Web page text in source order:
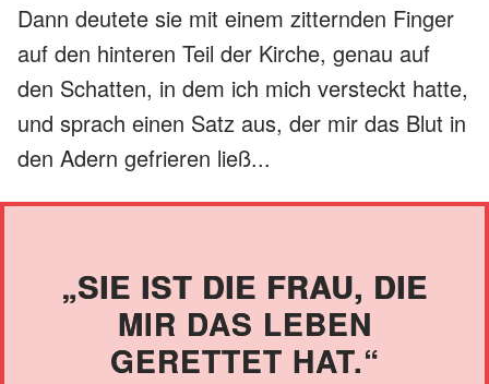
Dann deutete sie mit einem zitternden Finger
auf den hinteren Teil der Kirche, genau auf
den Schatten, in dem ich mich versteckt hatte,
und sprach einen Satz aus, der mir das Blut in
den Adern gefrieren ließ...
„SIE IST DIE FRAU, DIE
MIR DAS LEBEN
GERETTET HAT.“